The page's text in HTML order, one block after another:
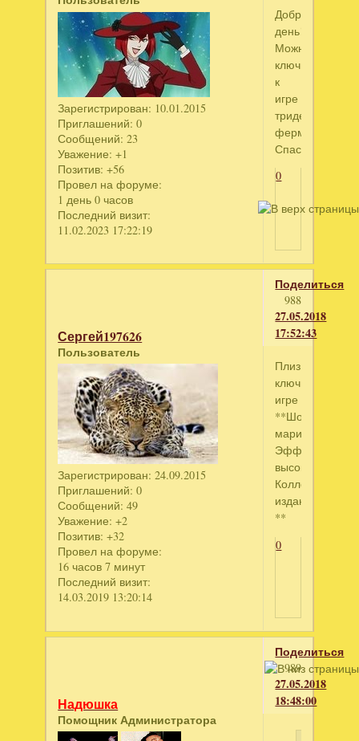
Зарегистрирован: 10.01.2015
Приглашений: 0
Сообщений: 23
Уважение: +1
Позитив: +56
Провел на форуме:
1 день 0 часов
Последний визит:
11.02.2023 17:22:19
Добрый
день!!!
Можно
ключик
к
игре
тридевятая
ферма.
Спасибо.
0
Поделиться
988
27.05.2018
17:52:43
Сергей197626
Пользователь
Зарегистрирован: 24.09.2015
Приглашений: 0
Сообщений: 49
Уважение: +2
Позитив: +32
Провел на форуме:
16 часов 7 минут
Последний визит:
14.03.2019 13:20:14
Плиз
ключикк
игре
**Шоу
марионеток.
Эффект
высокомерия.
Коллекционное
издание
**
0
Поделиться
989
27.05.2018
18:48:00
Надюшка
Помощник Администратора